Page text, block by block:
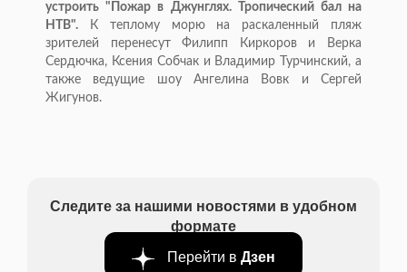
устроить "Пожар в Джунглях. Тропический бал на
НТВ". К теплому морю на раскаленный пляж
зрителей перенесут Филипп Киркоров и Верка
Сердючка, Ксения Собчак и Владимир Турчинский, а
также ведущие шоу Ангелина Вовк и Сергей
Жигунов.
Следите за нашими новостями в удобном
формате
Перейти в Дзен